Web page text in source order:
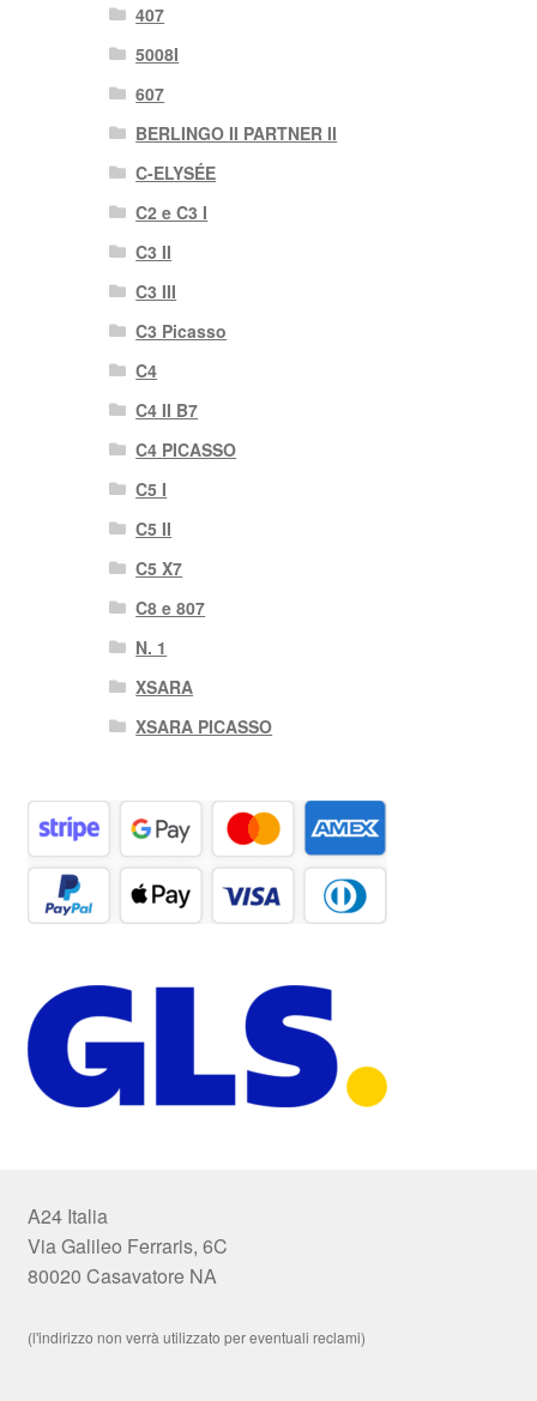
407
5008I
607
BERLINGO II PARTNER II
C-ELYSÉE
C2 e C3 I
C3 II
C3 III
C3 Picasso
C4
C4 II B7
C4 PICASSO
C5 I
C5 II
C5 X7
C8 e 807
N. 1
XSARA
XSARA PICASSO
A24 Italia
Via Galileo Ferraris, 6C
80020 Casavatore NA
(l'indirizzo non verrà utilizzato per eventuali reclami)